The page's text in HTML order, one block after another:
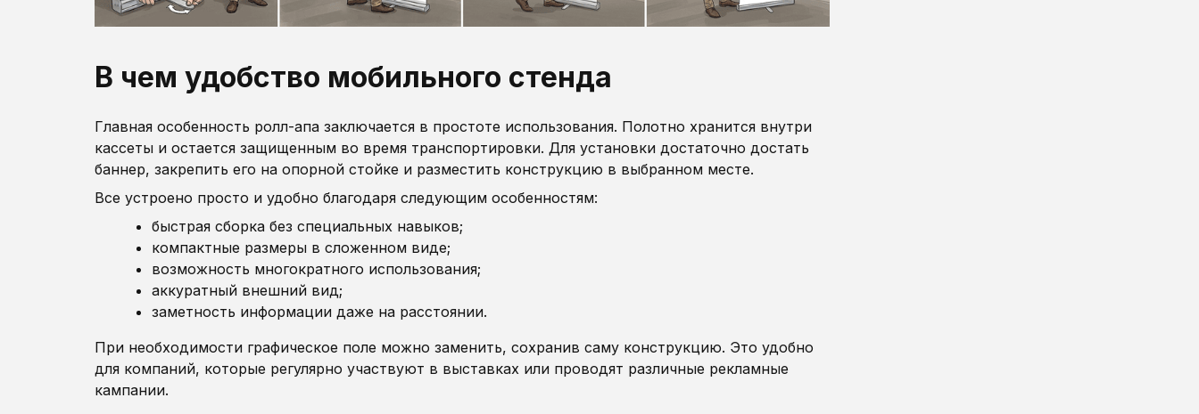
В чем удобство мобильного стенда
Главная особенность ролл-апа заключается в простоте использования. Полотно хранится внутри
кассеты и остается защищенным во время транспортировки. Для установки достаточно достать
баннер, закрепить его на опорной стойке и разместить конструкцию в выбранном месте.
Все устроено просто и удобно благодаря следующим особенностям:
быстрая сборка без специальных навыков;
компактные размеры в сложенном виде;
возможность многократного использования;
аккуратный внешний вид;
заметность информации даже на расстоянии.
При необходимости графическое поле можно заменить, сохранив саму конструкцию. Это удобно
для компаний, которые регулярно участвуют в выставках или проводят различные рекламные
кампании.